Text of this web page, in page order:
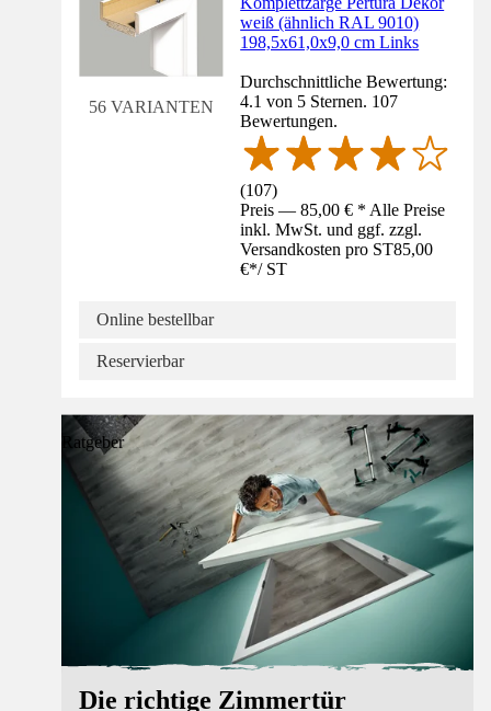
56 VARIANTEN
weiß (ähnlich RAL 9010)
198,5x61,0x9,0 cm Links
Durchschnittliche Bewertung:
4.1 von 5 Sternen. 107
Bewertungen.
(107)
Preis — 85,00 € * Alle Preise
inkl. MwSt. und ggf. zzgl.
Versandkosten pro ST85,00
€*/ ST
Online bestellbar
Reservierbar
Ratgeber
Die richtige Zimmertür